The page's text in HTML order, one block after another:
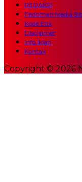
REDAKSI
Pedoman Media
Kode Etik
Disclaimer
Info Iklan
Kontak
Copyright © 2026